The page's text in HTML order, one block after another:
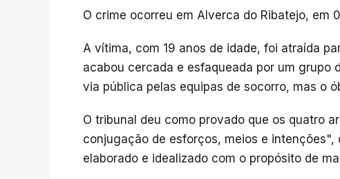
O crime ocorreu em Alverca do Ribatejo, em
A vítima, com 19 anos de idade, foi atraída
acabou cercada e esfaqueada por um grupo
via pública pelas equipas de socorro, mas o
O tribunal deu como provado que os quatro
conjugação de esforços, meios e
elaborado e idealizado com o propósito de